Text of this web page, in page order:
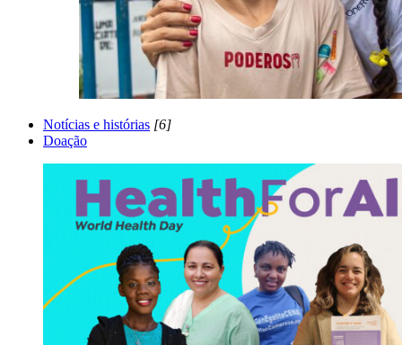
Notícias e histórias [6]
Doação